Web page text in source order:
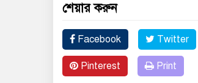
শেয়ার করুন
Facebook Twitter
Pinterest Print